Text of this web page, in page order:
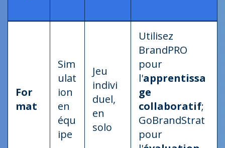
For
mat
Sim
ulat
ion
en
équ
ipe
Jeu
indivi
duel,
en
solo
Utilisez
BrandPRO
pour
l'apprentissa
ge
collaboratif;
GoBrandStrat
pour